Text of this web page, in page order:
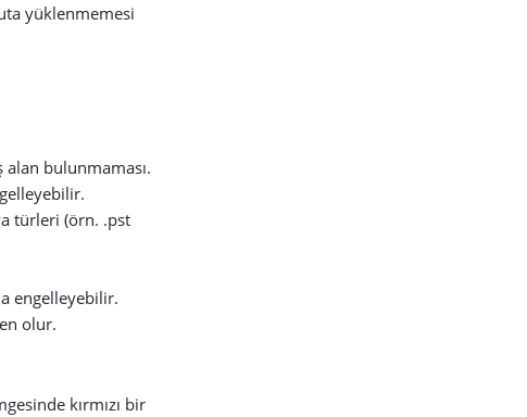
yüklenmemesi
alan bulunmaması.
türleri (örn. .pst
engelleyebilir.
olur.
kırmızı bir